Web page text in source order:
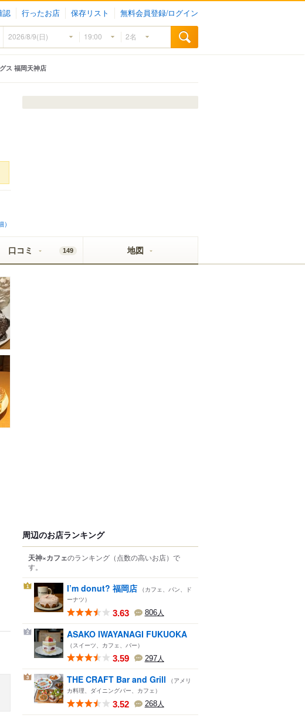
認 行ったお店 保存リスト 無料会員登録/ログイン
ス 福岡天神店
口コミ 149 地図
周辺のお店ランキング
天神×カフェのランキング （点数の高いお店） で
す。
1 I’m donut? 福岡店 （カフェ、パン、ド
ーナツ）
3.63 806人
2 ASAKO IWAYANAGI FUKUOKA
（スイーツ、カフェ、バー）
3.59 297人
3 THE CRAFT Bar and Grill
（アメリ
カ料理、ダイニングバー、カフェ）
3.52 268人